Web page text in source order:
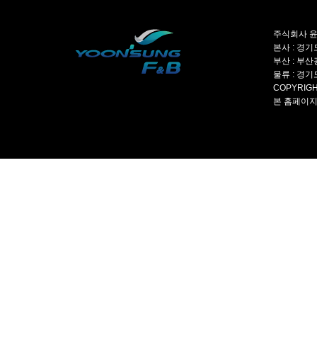
주식회사
본사 : 경
부산 : 부
물류 : 경
본 홈페이